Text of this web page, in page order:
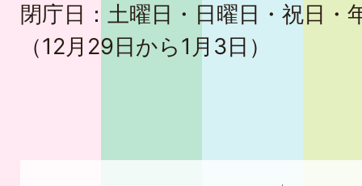
閉庁日：土曜日・日曜日・祝日・
（12月29日から1月3日）